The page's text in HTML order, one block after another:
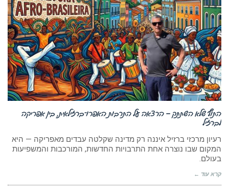
התוף שלא השתתק – הרצאה על התרבות האפרו־ברזילאית, בין אפריקה
לברזיל
רעיון מרכזי ברזיל איננה רק מדינה שקלטה עבדים מאפריקה — היא
המקום שבו נוצרה אחת התרבויות החדשות, המורכבות והמשפיעות
בעולם.
קרא עוד ←